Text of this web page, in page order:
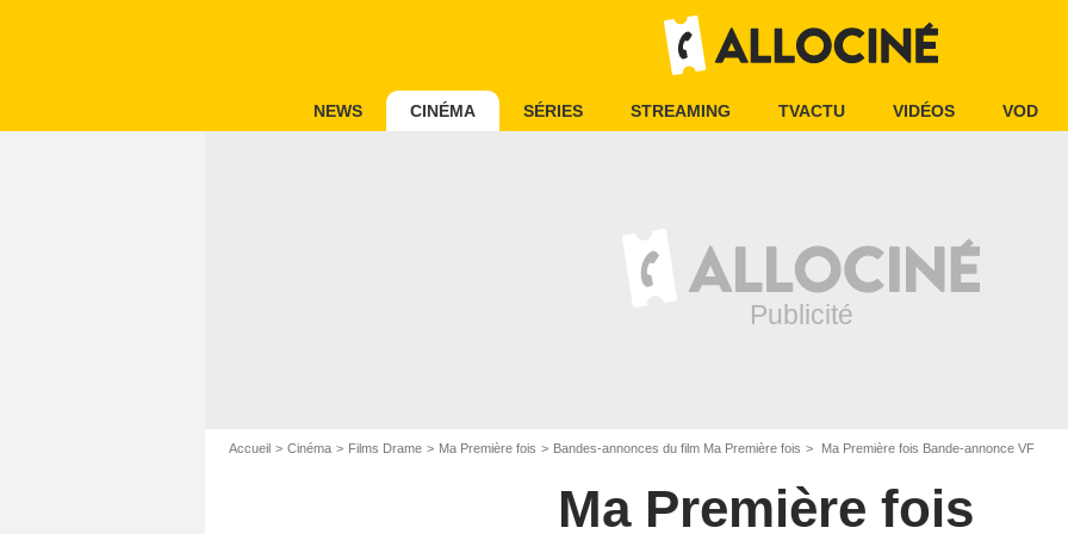
NEWS CINÉMA SÉRIES STREAMING TVACTU VIDÉOS VOD
Accueil Cinéma Films Drame Ma Première fois Bandes-annonces du film Ma Première fois Ma Première fois Bande-annonce VF
Ma Première fois